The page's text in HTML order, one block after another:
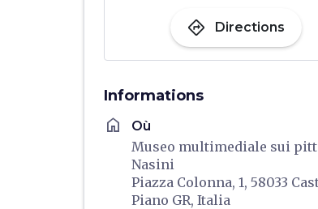
directions Directions
Informations
home Où
Museo multimediale sui
Nasini
Piazza Colonna, 1, 58033
Piano GR, Italia